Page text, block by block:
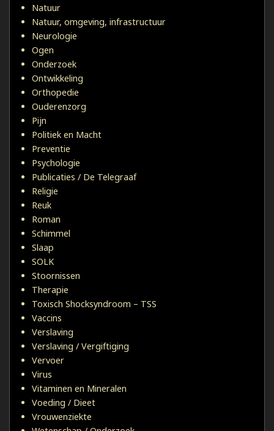
Natuur
Natuur, omgeving, infrastructuur
Neurologie
Ogen
Onderzoek
Ontwikkeling
Orthopedie
Ouderenzorg
Pijn
Politiek en Macht
Preventie
Psychologie
Publicaties / De Telegraaf
Religie
Reuk
Roman
Schimmel
Slaap
SOLK
Stoornissen
Therapie
Toxisch Shocksyndroom – TSS
Vaccins
Verslaving
Verslaving / Vergiftiging
Vervoer
Virus
Vitaminen en Mineralen
Voeding / Dieet
Vrouwenziekte